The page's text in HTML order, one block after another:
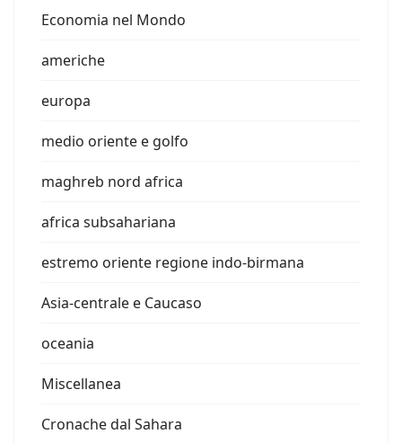
Economia nel Mondo
americhe
europa
medio oriente e golfo
maghreb nord africa
africa subsahariana
estremo oriente regione indo-birmana
Asia-centrale e Caucaso
oceania
Miscellanea
Cronache dal Sahara